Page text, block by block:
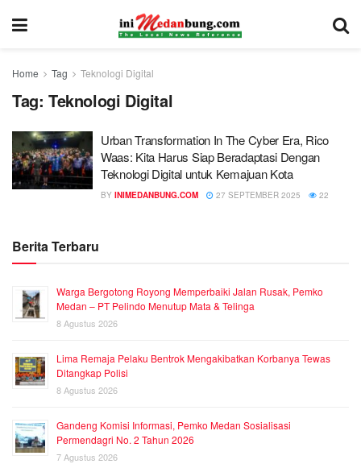
Home Tag Teknologi Digital
Tag: Teknologi Digital
Urban Transformation In The Cyber Era, Rico
Waas: Kita Harus Siap Beradaptasi Dengan
Teknologi Digital untuk Kemajuan Kota
BY INIMEDANBUNG.COM 27 SEPTEMBER 2025 22
Berita Terbaru
Warga Bergotong Royong Memperbaiki Jalan Rusak, Pemko
Medan – PT Pelindo Menutup Mata & Telinga
8 Agustus 2026
Lima Remaja Pelaku Bentrok Mengakibatkan Korbanya Tewas
Ditangkap Polisi
8 Agustus 2026
Gandeng Komisi Informasi, Pemko Medan Sosialisasi
Permendagri No. 2 Tahun 2026
7 Agustus 2026